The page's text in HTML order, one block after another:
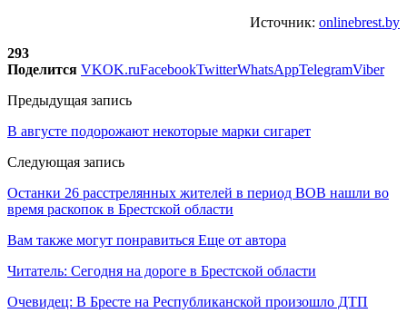
Источник: onlinebrest.by
293
Поделится VKOK.ruFacebookTwitterWhatsAppTelegramViber
Предыдущая запись
В августе подорожают некоторые марки сигарет
Следующая запись
Останки 26 расстрелянных жителей в период ВОВ нашли во
время раскопок в Брестской области
Вам также могут понравиться Еще от автора
Читатель: Сегодня на дороге в Брестской области
Очевидец: В Бресте на Республиканской произошло ДТП